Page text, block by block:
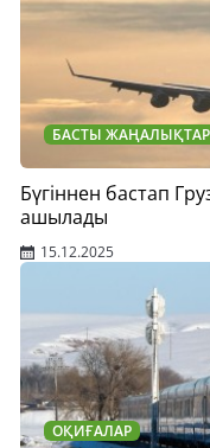
БАСТЫ ЖАҢАЛЫҚТАР
Бүгіннен бастап
ашылады
15.12.2025
ОҚИҒАЛАР